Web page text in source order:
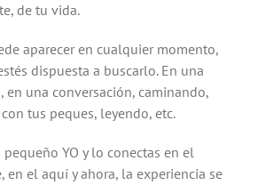
de tu vida.
aparecer en cualquier momento,
dispuesta a buscarlo. En una
en una conversación, caminando,
tus peques, leyendo, etc.
YO y lo conectas en el
en el aquí y ahora, la experiencia se